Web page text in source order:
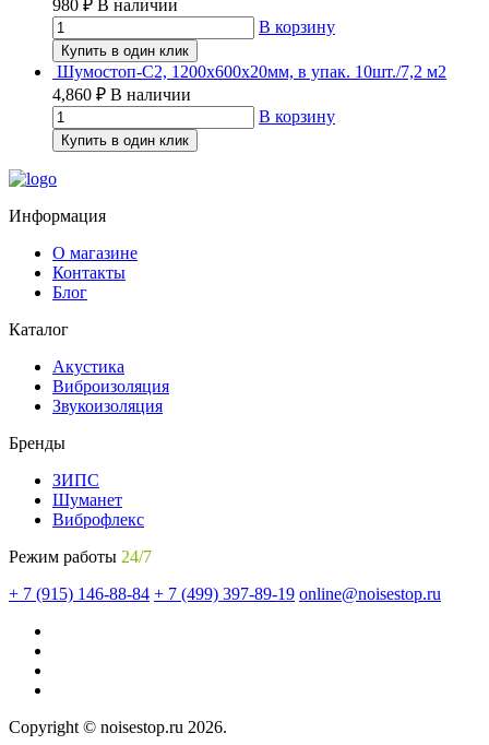
980 ₽ В наличии
В корзину
Купить в один клик
Шумостоп-С2, 1200х600х20мм, в упак. 10шт./7,2 м2
4,860 ₽ В наличии
В корзину
Купить в один клик
Информация
О магазине
Контакты
Блог
Каталог
Акустика
Виброизоляция
Звукоизоляция
Бренды
ЗИПС
Шуманет
Виброфлекс
Режим работы 24/7
+ 7 (915) 146-88-84 + 7 (499) 397-89-19 online@noisestop.ru
Copyright © noisestop.ru 2026.